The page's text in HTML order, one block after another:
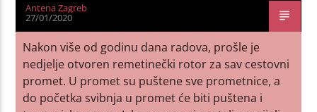
Antena Zagreb
27/01/2020
Nakon više od godinu dana radova, prošle je
nedjelje otvoren remetinečki rotor za sav cestovni
promet. U promet su puštene sve prometnice, a
do početka svibnja u promet će biti puštena i